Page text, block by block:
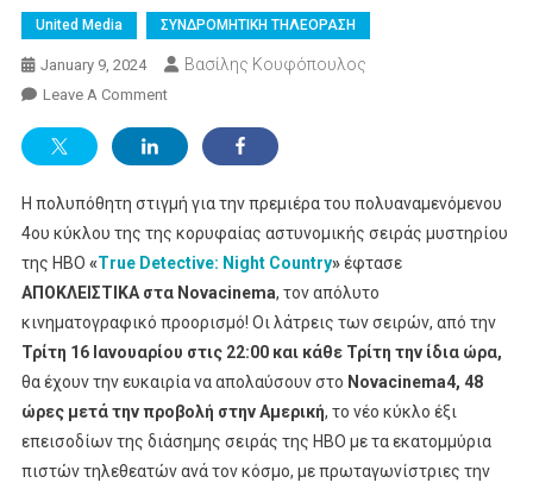
United Media ΣΥΝΔΡΟΜΗΤΙΚΗ ΤΗΛΕΟΡΑΣΗ
January 9, 2024 Βασίλης Κουφόπουλος
Leave A CommentOn
4oς
Κύκλος
Της
Κορυφαίας
Αστυνομικής
Μυστηρίου
Της
ΗΒΟ
«True
Detective:
Η πολυπόθητη στιγμή για την πρεμιέρα του πολυαναμενόμενου
4ου κύκλου της της κορυφαίας αστυνομικής σειράς μυστηρίου
της ΗΒΟ «True Detective: Night Country»έφτασε
ΑΠΟΚΛΕΙΣΤΙΚΑ στα Novacinema, τον απόλυτο
κινηματογραφικό προορισμό! Οι λάτρεις των σειρών, από την
Τρίτη 16 Ιανουαρίου στις 22:00 και κάθε Τρίτη την ίδια ώρα,
θα έχουν την ευκαιρία να απολαύσουν στο Novacinema4, 48
ώρες μετά την προβολή στην Αμερική, το νέο κύκλο έξι
επεισοδίων της διάσημης σειράς της HBO με τα εκατομμύρια
πιστών τηλεθεατών ανά τον κόσμο, με πρωταγωνίστριες την